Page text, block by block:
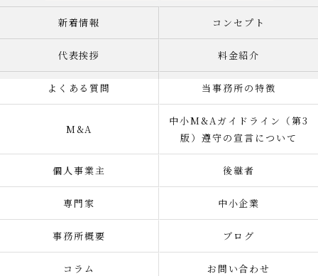
新着情報 コンセプト
代表挨拶 料金紹介
よくある質問 当事務所の特徴
M&A
中小M&Aガイドライン（第3
版）遵守の宣言について
個人事業主 後継者
専門家 中小企業
事務所概要 ブログ
コラム お問い合わせ